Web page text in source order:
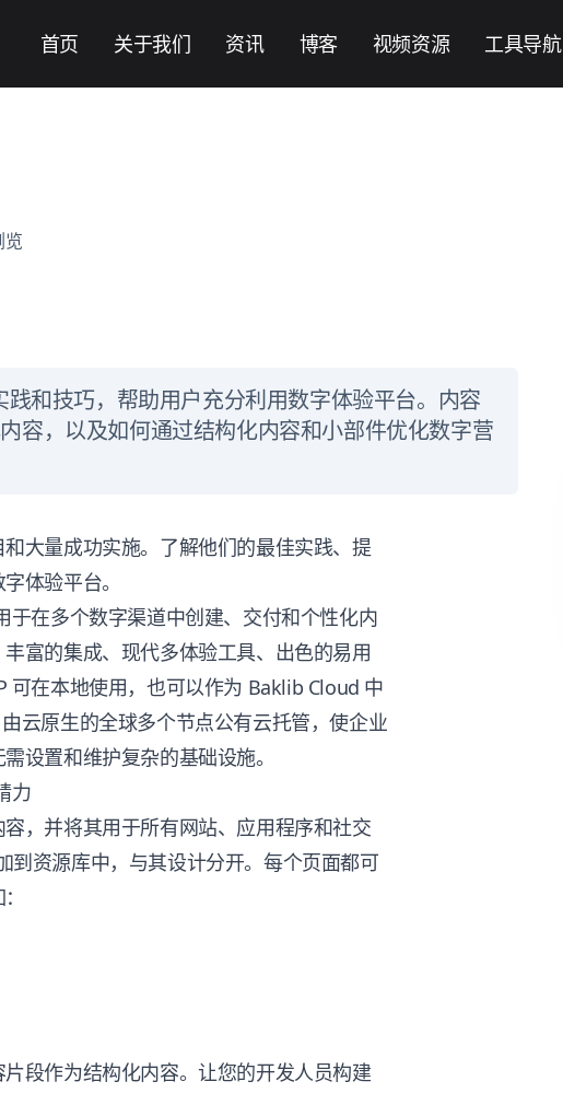
首页 关于我们 资讯 博客 视频资源 工具导航
览
和技巧，帮助用户充分利用数字体验平台。内容
容，以及如何通过结构化内容和小部件优化数字营
大量成功实施。了解他们的最佳实践、提
体验平台。
于在多个数字渠道中创建、交付和个性化内
富的集成、现代多体验工具、出色的易用
可在本地使用，也可以作为 Baklib Cloud 中
云原生的全球多个节点公有云托管，使企业
设置和维护复杂的基础设施。
力
，并将其用于所有网站、应用程序和社交
资源库中，与其设计分开。每个页面都可
段作为结构化内容。让您的开发人员构建